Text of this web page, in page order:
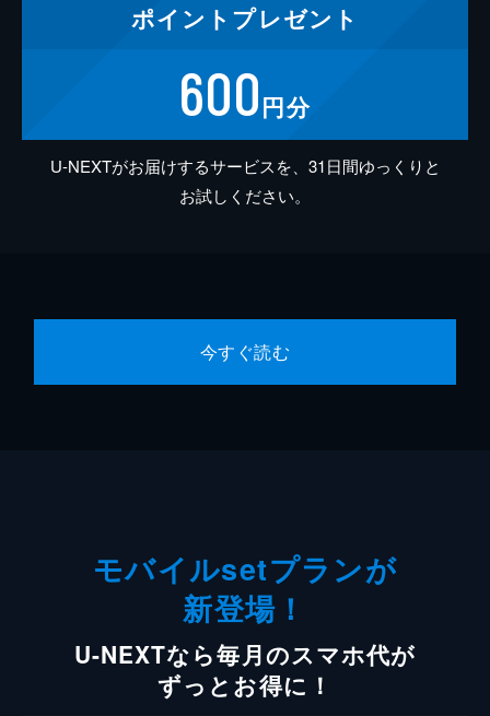
ポイント プレゼント
600円分
U-NEXTがお届けするサービスを、31日間ゆっくりと
お試しください。
今すぐ読む
モバイルsetプランが
新登場！
U-NEXTなら毎月のスマホ代が
ずっとお得に！